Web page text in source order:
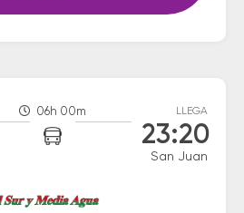
06h 00m LLEGA
23:20
San Juan